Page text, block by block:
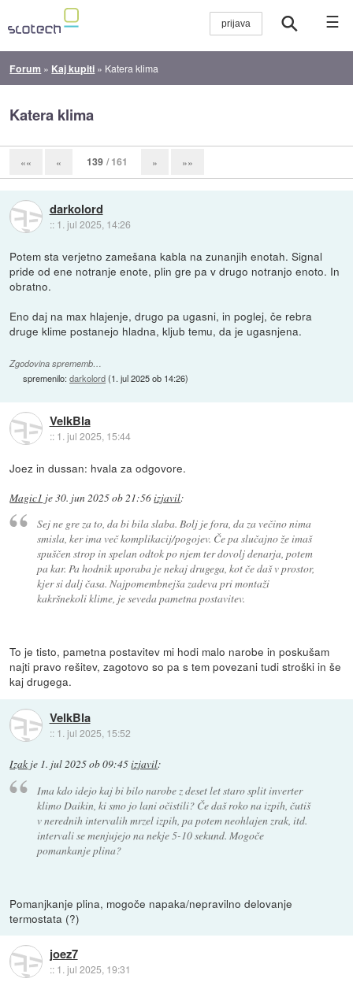
☰
Forum » Kaj kupiti » Katera klima
Katera klima
«« « 139 / 161 » »»
darkolord
:: 1. jul 2025, 14:26
Potem sta verjetno zamešana kabla na zunanjih enotah. Signal
pride od ene notranje enote, plin gre pa v drugo notranjo enoto. In
obratno.
Eno daj na max hlajenje, drugo pa ugasni, in poglej, če rebra
druge klime postanejo hladna, kljub temu, da je ugasnjena.
Zgodovina sprememb…
spremenilo:darkolord(1. jul 2025 ob 14:26)
VelkBla
:: 1. jul 2025, 15:44
Joez in dussan: hvala za odgovore.
Magic1 je30. jun 2025 ob 21:56izjavil:
Sej ne gre za to, da bi bila slaba. Bolj je fora, da za večino nima
smisla, ker ima več komplikacij/pogojev. Če pa slučajno že imaš
spuščen strop in spelan odtok po njem ter dovolj denarja, potem
pa kar. Pa hodnik uporaba je nekaj drugega, kot če daš v prostor,
kjer si dalj časa. Najpomembnejša zadeva pri montaži
kakršnekoli klime, je seveda pametna postavitev.
To je tisto, pametna postavitev mi hodi malo narobe in poskušam
najti pravo rešitev, zagotovo so pa s tem povezani tudi stroški in še
kaj drugega.
VelkBla
:: 1. jul 2025, 15:52
Izak je 1. jul 2025 ob 09:45izjavil:
Ima kdo idejo kaj bi bilo narobe z deset let staro split inverter
klimo Daikin, ki smo jo lani očistili? Če daš roko na izpih, čutiš
v nerednih intervalih mrzel izpih, pa potem neohlajen zrak, itd.
intervali se menjujejo na nekje 5-10 sekund. Mogoče
pomankanje plina?
Pomanjkanje plina, mogoče napaka/nepravilno delovanje
termostata (?)
joez7
:: 1. jul 2025, 19:31